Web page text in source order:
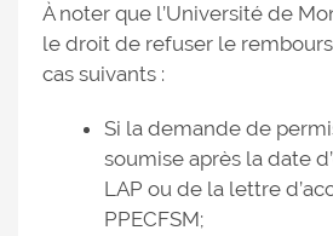
À noter que l’Université de
le droit de refuser le
cas suivants :
Si la demande de
soumise après la date
LAP ou de la lettre
PPECFSM;